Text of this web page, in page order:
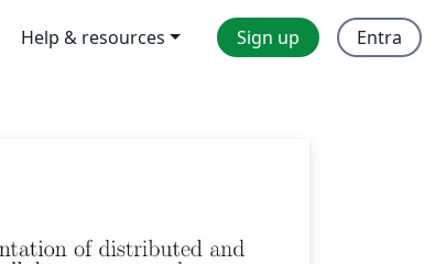
Help & resources Sign up Entra